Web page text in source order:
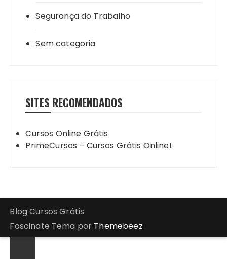
Segurança do Trabalho
Sem categoria
SITES RECOMENDADOS
Cursos Online Grátis
PrimeCursos – Cursos Grátis Online!
Blog Cursos Grátis
Fascinate Tema por Themebeez